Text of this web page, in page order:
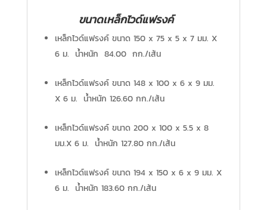
ขนาดเหล็กไวด์แฟรงค์
เหล็กไวด์แฟรงค์ ขนาด 150 x 75 x 5 x 7 มม. X
6 ม. น้ำหนัก 84.00 กก./เส้น
เหล็กไวด์แฟรงค์ ขนาด 148 x 100 x 6 x 9 มม.
X 6 ม. น้ำหนัก 126.60 กก./เส้น
เหล็กไวด์แฟรงค์ ขนาด 200 x 100 x 5.5 x 8
มม.X 6 ม. น้ำหนัก 127.80 กก./เส้น
เหล็กไวด์แฟรงค์ ขนาด 194 x 150 x 6 x 9 มม. X
6 ม. น้ำหนัก 183.60 กก./เส้น